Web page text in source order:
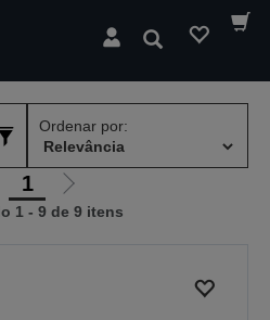
Pesquisar
Ordenar por:
1
Ir
para
1 - 9 de 9 itens